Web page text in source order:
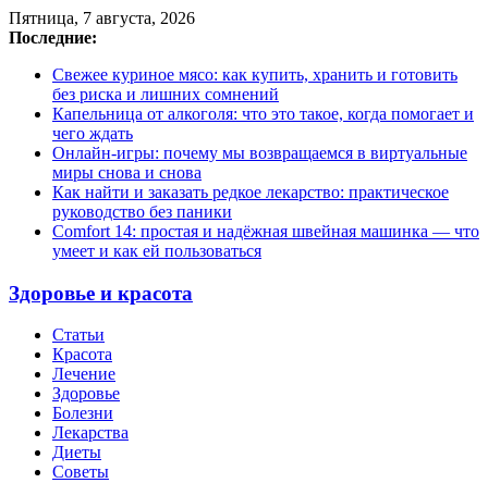
Пятница, 7 августа, 2026
Последние:
Свежее куриное мясо: как купить, хранить и готовить
без риска и лишних сомнений
Капельница от алкоголя: что это такое, когда помогает и
чего ждать
Онлайн-игры: почему мы возвращаемся в виртуальные
миры снова и снова
Как найти и заказать редкое лекарство: практическое
руководство без паники
Comfort 14: простая и надёжная швейная машинка — что
умеет и как ей пользоваться
Здоровье и красота
Статьи
Красота
Лечение
Здоровье
Болезни
Лекарства
Диеты
Советы